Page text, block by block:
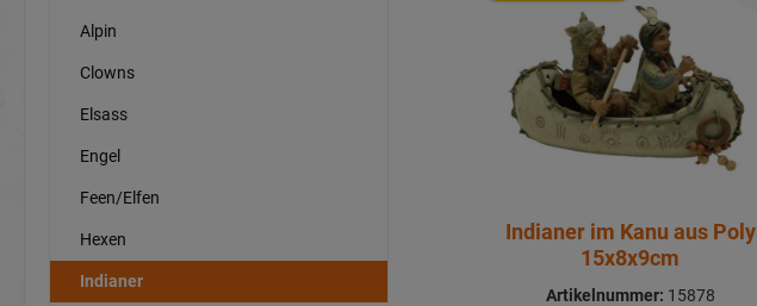
Alpin
Clowns
Elsass
Engel
Feen/Elfen
Hexen
Indianer
Indianer im Kanu aus Poly
15x8x9cm
Artikelnummer: 15878